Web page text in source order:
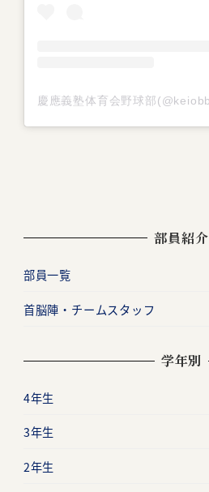
部員紹介
部員一覧
首脳陣・チームスタッフ
学年別
4年生
3年生
2年生